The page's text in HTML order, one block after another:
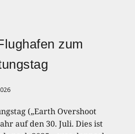
zum
(„Earth Overshoot
auf den 30. Juli. Dies ist